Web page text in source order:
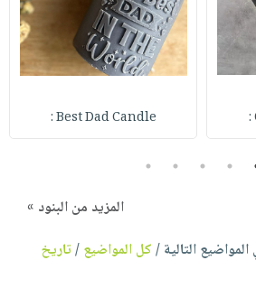
Best Dad Candle :
2
3
4
5
المزيد من البنود »
التالية /كل المواضيع/تاريخ